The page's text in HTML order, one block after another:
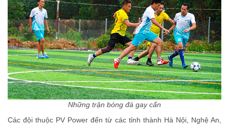
Những trận bóng đá gay cấn
Các đội thuộc PV Power đến từ các tỉnh thành Hà Nội, Nghệ An,